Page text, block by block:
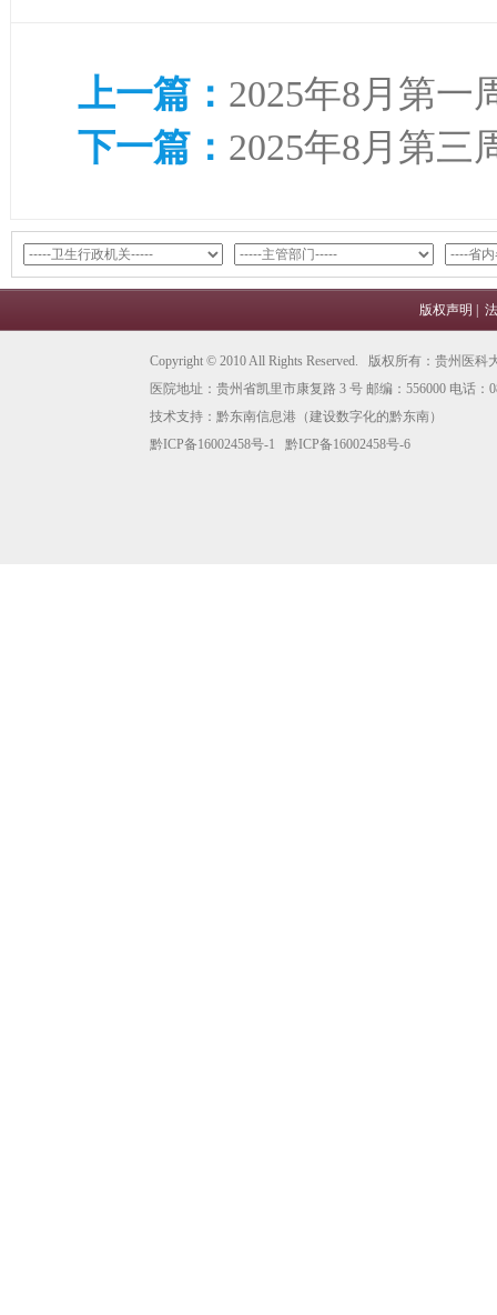
上一篇： 2025年8月第一
下一篇： 2025年8月第三
版权声明
Copyright © 2010 All Rights Reserved. 版权所有：贵州医科
医院地址：贵州省凯里市康复路 3 号 邮编：556000 电话：
技术支持： 黔东南信息港 （建设数字化的黔东南）
黔ICP备16002458号-1
黔ICP备16002458号-6